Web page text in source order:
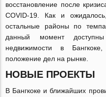
восстановление после
COVID-19. Как и
остальные районы по
данный момент
недвижимости в
положение дел на рынке.
НОВЫЕ ПРОЕКТЫ
В Бангкоке и ближайших